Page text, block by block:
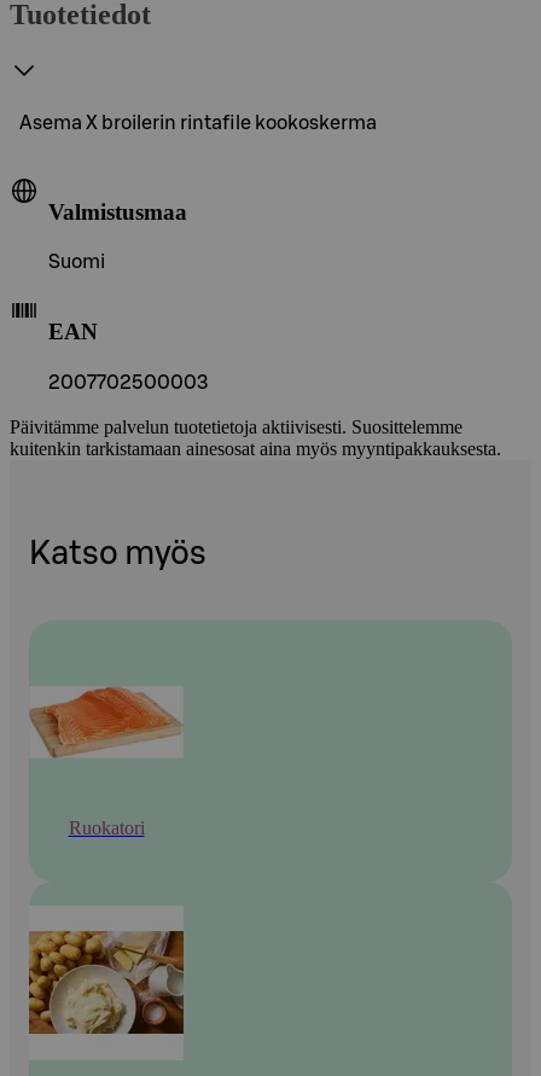
Tuotetiedot
Asema X broilerin rintafile kookoskerma
Valmistusmaa
Suomi
EAN
2007702500003
Päivitämme palvelun tuotetietoja aktiivisesti. Suosittelemme
kuitenkin tarkistamaan ainesosat aina myös myyntipakkauksesta.
Katso myös
Ruokatori